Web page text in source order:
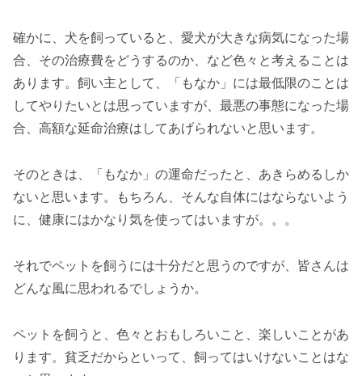
確かに、犬を飼っていると、愛犬が大きな病気になった場
合、その治療費をどうするのか、など色々と考えることは
あります。飼い主として、「もなか」には最低限のことは
してやりたいとは思っていますが、最悪の事態になった場
合、高額な延命治療はしてあげられないと思います。
そのときは、「もなか」の運命だったと、あきらめるしか
ないと思います。もちろん、そんな自体にはならないよう
に、健康にはかなり気を使ってはいますが。。。
それでペットを飼うには十分だと思うのですが、皆さんは
どんな風に思われるでしょうか。
ペットを飼うと、色々とおもしろいこと、楽しいことがあ
ります。貧乏だからといって、飼ってはいけないことはな